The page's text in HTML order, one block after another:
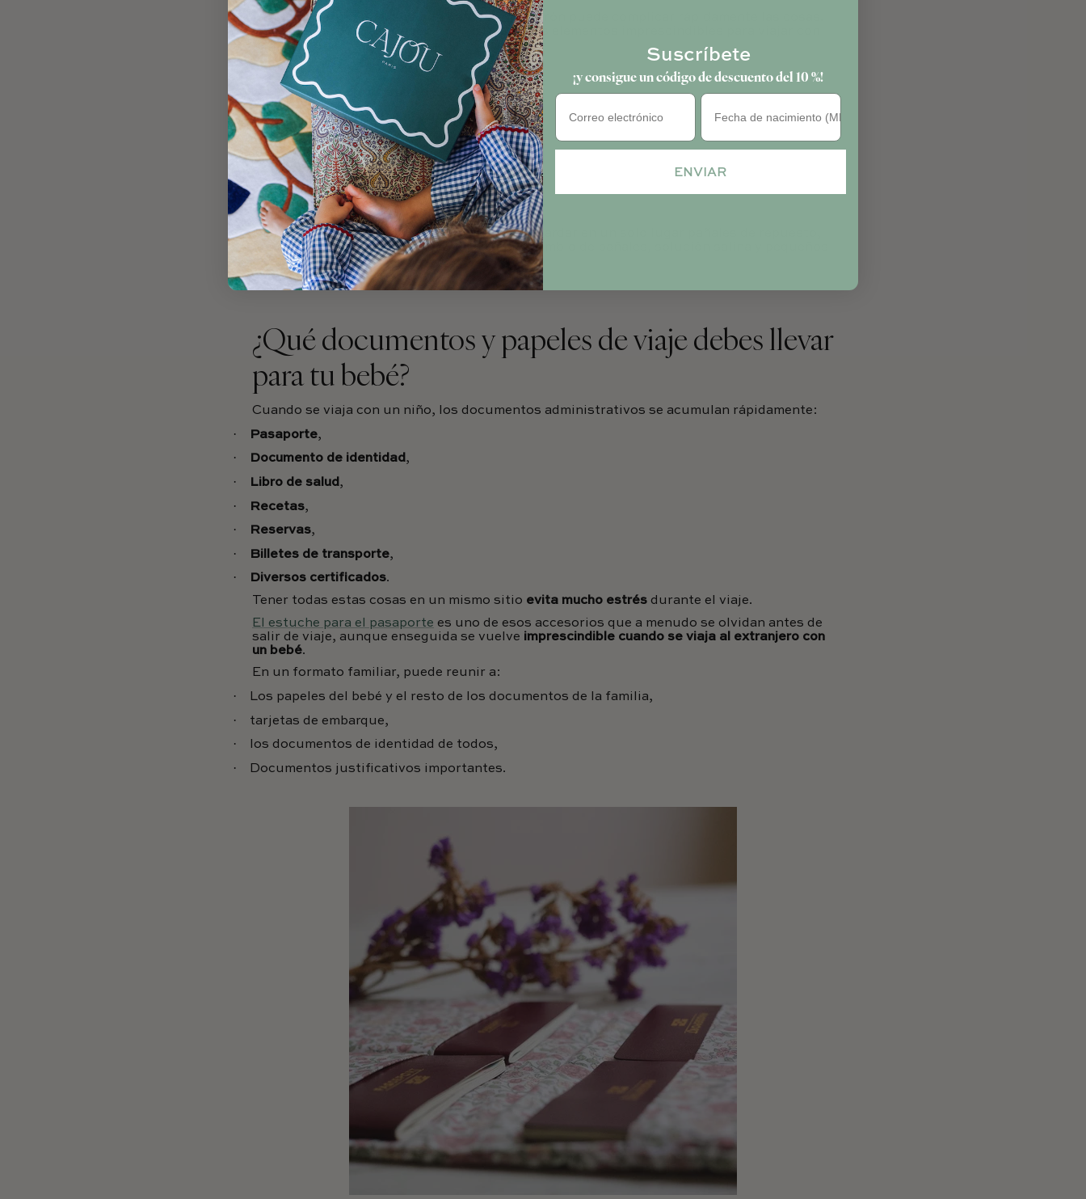
Perder el tiempo buscando un pañal o un biberón puede complicar rápidamente las cosas.
Por eso, una buena organización es uno de los elementos imprescindibles para viajar con
un bebé.
Por lo general, se recomienda separar:
Los productos en constante evolución,
· Los accesorios de alimentación,
· La ropa de recambio,
Los documentos administrativos,
· Y lospequeños accesorios cotidianos.
Un neceser, por ejemplo, puede servir para guardar en un solo lugar pañales de repuesto,
linimento, toallitas húmedas, crema para el cambio de pañales, solución salina y pequeños
medicamentos esenciales.
¿Qué documentos y papeles de viaje debes llevar
para tu bebé?
Cuando se viaja con un niño, los documentos administrativos se acumulan rápidamente:
· Pasaporte,
· Documento de identidad ,
· Libro de salud ,
· Recetas,
· Reservas,
· Billetes de transporte,
· Diversos certificados.
Tener todas estas cosas en un mismo sitio evita mucho estrés durante el viaje.
El estuche para el pasaporte es uno de esos accesorios que a menudo se olvidan antes de
salir de viaje, aunque enseguida se vuelve imprescindible cuando se viaja al extranjero con
un bebé.
En un formato familiar, puede reunir a:
· Los papeles del bebé y el resto de los documentos de la familia,
· tarjetas de embarque,
· los documentos de identidad de todos,
· Documentos justificativos importantes.
Suscríbete
¡y consigue un código de descuento del 10 %!
Cumpleaños
ENVIAR